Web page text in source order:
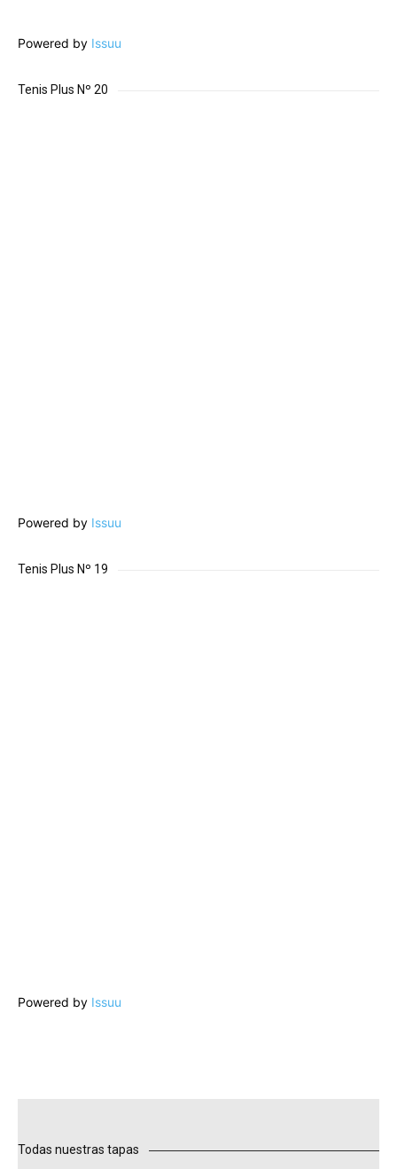
Powered by Issuu
Tenis Plus Nº 20
Powered by Issuu
Tenis Plus Nº 19
Powered by Issuu
Todas nuestras tapas